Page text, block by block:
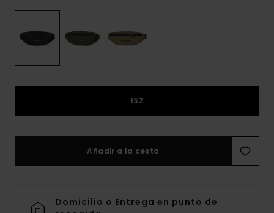
1SZ
Añadir a la cesta
Domicilio o Entrega en punto de